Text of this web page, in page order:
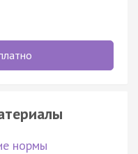
нормы